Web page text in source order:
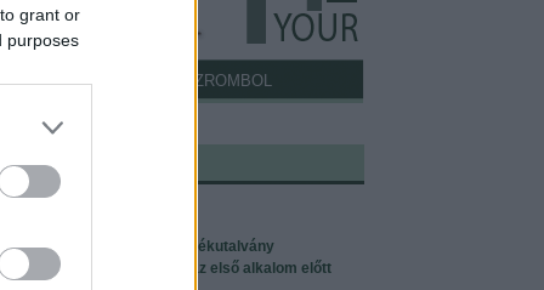
grant or
purposes
MÍTOSZROMBOL
MÉG ÉRDEKELHET:
a Pilates?
magánedzések, ajándékutalvány
szüzeknek: tudnivalók az első alkalom előtt